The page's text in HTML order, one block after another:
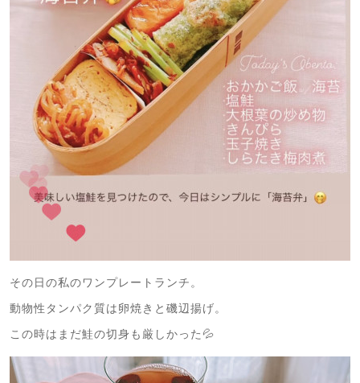
その日の私のワンプレートランチ。
動物性タンパク質は卵焼きと磯辺揚げ。
この時はまだ鮭の切身も厳しかった💦